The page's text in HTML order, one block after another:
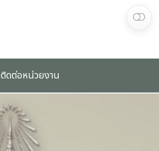
ติดต่อหน่วยงาน